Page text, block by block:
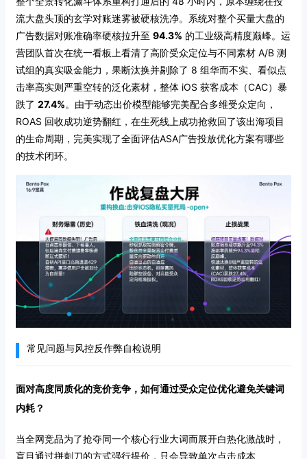
流大盘头顶的玄学对账迷雾被硬核洗净。系统对整个买量大盘的
广告数据对账准确率硬核拉升至 94.3% 的工业级高精度巅峰。运
营团队首次在统一看板上看清了高阶受众定位与不同素材 A/B 测
试组的真实吸金能力，果断汰换并剔除了 8 组华而不实、看似点
击率高实则严重空转的泛化素材，整体 iOS 获客成本（CAC）暴
跌了 27.4%。由于动态出价模型能够完美配合多维受众定向，
ROAS 回收成功逆势翻红，在生死线上成功抢救回了该出海项目
的生命周期，完美实现了全面评估ASA广告投放优化方案有哪些
的技术闭环。
常见问题与风控反作弊自检说明
面对高度同质化的竞价竞争，如何通过受众定位优化避免关键词
内耗？
当全网竞品为了抢夺同一个核心行业大词而展开白热化激战时，
盲目通过拼刺刀的方式强行提价，只会导致单次点击成本